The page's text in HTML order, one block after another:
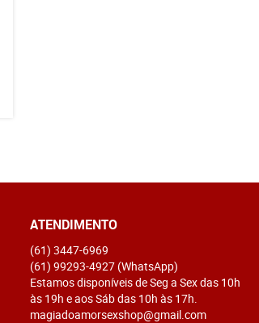
ATENDIMENTO
(61) 3447-6969
(61) 99293-4927 (WhatsApp)
Estamos disponíveis de Seg a Sex das 10h
às 19h e aos Sáb das 10h às 17h.
magiadoamorsexshop@gmail.com